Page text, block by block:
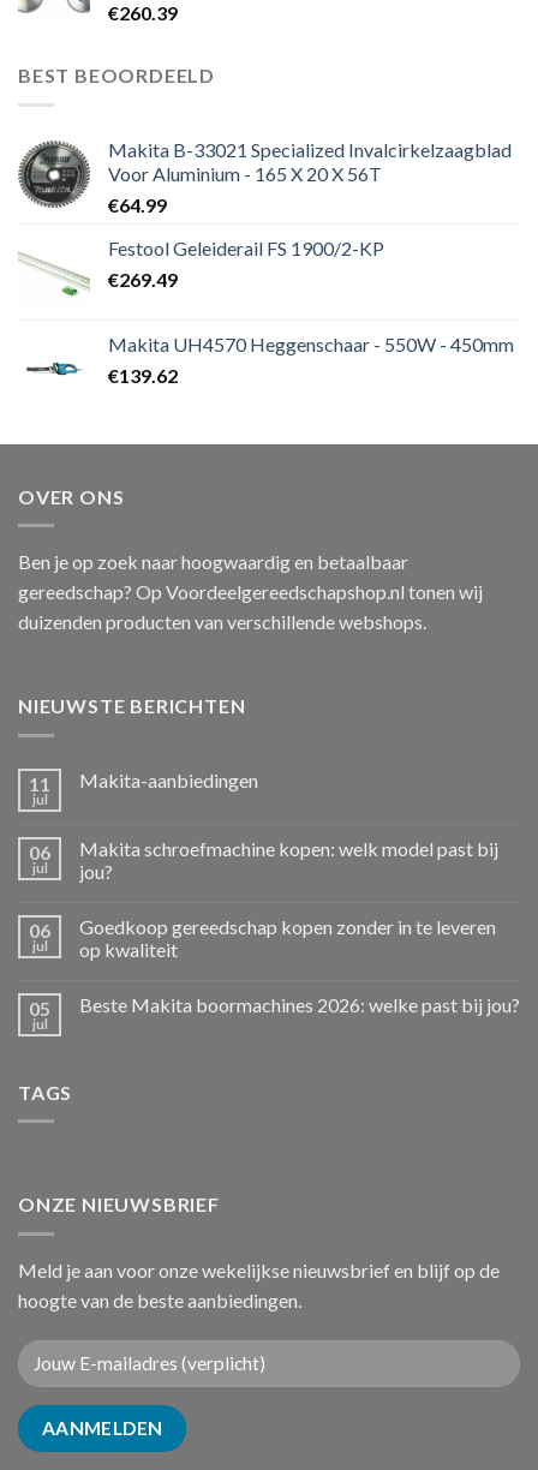
€260.39
BEST BEOORDEELD
Makita B-33021 Specialized Invalcirkelzaagblad
Voor Aluminium - 165 X 20 X 56T
€64.99
Festool Geleiderail FS 1900/2-KP
€269.49
Makita UH4570 Heggenschaar - 550W - 450mm
€139.62
OVER ONS
Ben je op zoek naar hoogwaardig en betaalbaar
gereedschap? Op Voordeelgereedschapshop.nl tonen wij
duizenden producten van verschillende webshops.
NIEUWSTE BERICHTEN
11
jul
Makita-aanbiedingen
06
jul
Makita schroefmachine kopen: welk model past bij
jou?
06
jul
Goedkoop gereedschap kopen zonder in te leveren
op kwaliteit
05
jul
Beste Makita boormachines 2026: welke past bij jou?
TAGS
ONZE NIEUWSBRIEF
Meld je aan voor onze wekelijkse nieuwsbrief en blijf op de
hoogte van de beste aanbiedingen.